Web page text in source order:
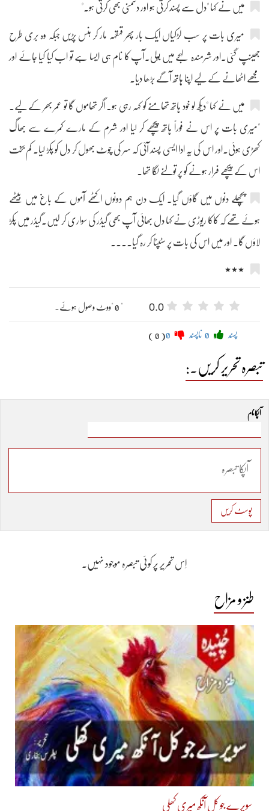
میں نے کہا "دل سے پسند کرتی ہو اور دشمنی بھی کرتی ہو۔"
میری بات پر سب لڑکیاں ایک بار پھر قہقہہ مار کر ہنس پڑیں جبکہ وہ بری طرح
جھینپ گئی۔اور شرمندہ لہجے میں بولی۔آپ کا نام ہی ایسا ہے تو اب کیا کیا جائے اور
مجھے اٹھانے کے لیے اپنا ہاتھ آگے بڑھا دیا۔
میں نے کہا "دیکھ لو خود ہاتھ تھامنے کو کہہ رہی ہو۔ اگر تھاموں گا تو عمر بھر کے لیے۔
"میری بات پر اس نے فوراً ہاتھ پیچھے کر لیا اور شرم کے مارے کمرے سے بھاگ
کھڑی ہوئی۔اور اس کی یہ ادا ایسی پسند آئی کہ سر کی چوٹ بھول کر دل کو پکڑ لیا۔ کم بخت
اس کے پیچھے فرار ہونے کو پر تولنے لگا تھا۔
پچھلے دنوں میں گاؤں گیا۔ ایک دن ہم دونوں اکٹھے آموں کے باغ میں بیٹھے
ہوئے تھے کہ کاکا ریوڑی نے کہا دل بھائی آپ بھی گیڈر کی سواری کر لیں۔گیڈر میں پکڑ
لاؤں گا۔ اور میں اس کی بات پر سٹپٹا کر رہ گیا۔۔۔۔
٭٭٭
0.0 " 0 "ووٹ وصول ہوئے۔
پسند ناپسند ( 0 )
تبصرہ تحریر کریں۔:
آپکا نام
پوسٹ کریں
اِس تحریر پر کوئی تبصرہ موجود نہیں۔
طنز و مزاح
سویرے جو کل آنکھ میری کھلی